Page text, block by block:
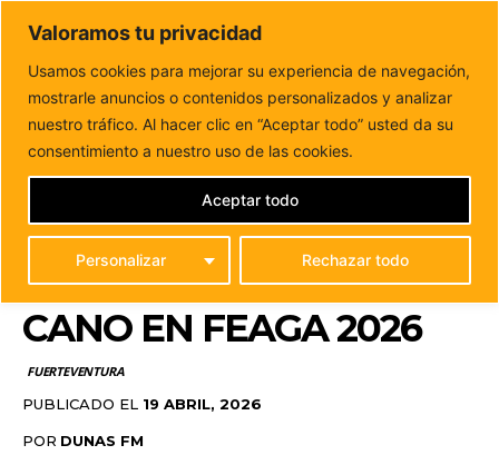
Valoramos tu privacidad
Usamos cookies para mejorar su experiencia de navegación,
mostrarle anuncios o contenidos personalizados y analizar
nuestro tráfico. Al hacer clic en “Aceptar todo” usted da su
consentimiento a nuestro uso de las cookies.
Personalizar Rechazar todo
Aceptar todo
DUNAS FM
Tu informacion de forma cercana
Inicio FUERTEVENTURA
Más de 60 jóvenes luchadores
protagonizan el torneo Antonio Cano en FEAGA...
MÁS DE 60 JÓVENES
LUCHADORES
PROTAGONIZAN EL
TORNEO ANTONIO
CANO EN FEAGA 2026
FUERTEVENTURA
PUBLICADO EL 19 ABRIL, 2026
POR DUNAS FM